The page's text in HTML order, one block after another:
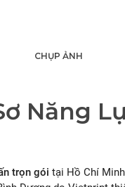
CHỤP ẢNH
Năng
trọn gói tại Hồ Chí